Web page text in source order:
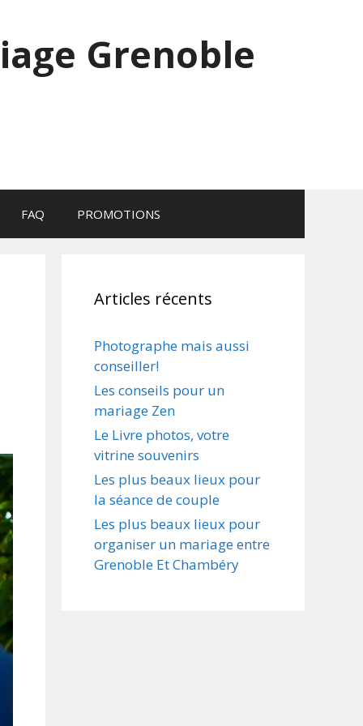
Grenoble
FAQ PROMOTIONS
Articles récents
Photographe mais aussi
conseiller!
Les conseils pour un
mariage Zen
Le Livre photos, votre
vitrine souvenirs
Les plus beaux lieux pour
la séance de couple
Les plus beaux lieux pour
organiser un mariage entre
Grenoble Et Chambéry